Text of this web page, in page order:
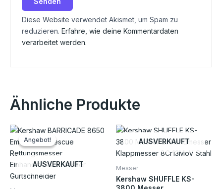
Diese Website verwendet Akismet, um Spam zu
reduzieren.Erfahre, wie deine Kommentardaten
verarbeitet werden.
Ähnliche Produkte
Angebot!
AUSVERKAUFT
Angebot!
Ursprünglicher
Preis
war:
€35,00
Aktueller
Preis
ist:
€30,00.
AUSVERKAUFT
Messer
Kershaw SHUFFLE KS-